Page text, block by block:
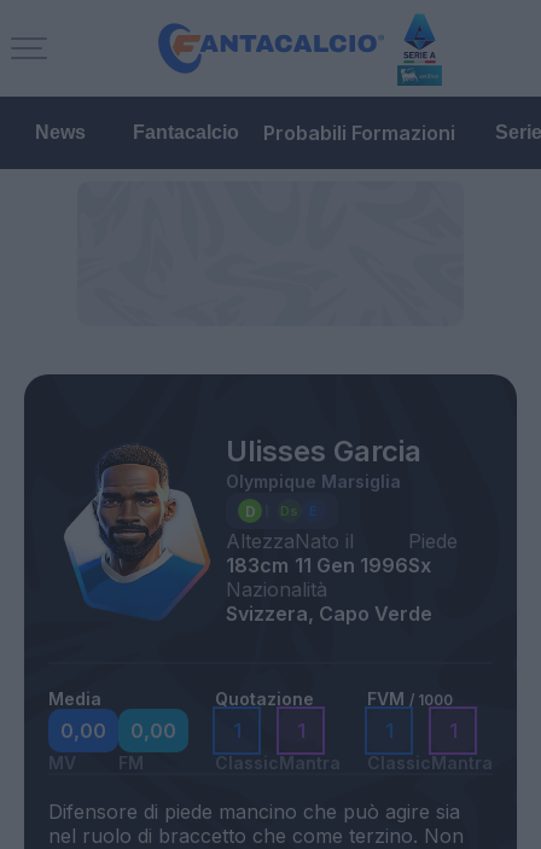
News Fantacalcio Probabili Formazioni
Ulisses Garcia
Olympique Marsiglia
Altezza
183cm
Nato il
11 Gen 1996
Piede
Sx
Nazionalità
Svizzera, Capo Verde
Media
0,00
MV
0,00
FM
Quotazione
1
Classic
1
Mantra
FVM / 1000
1
Classic
1
Mantra
Difensore di piede mancino che può agire sia
nel ruolo di braccetto che come terzino. Non